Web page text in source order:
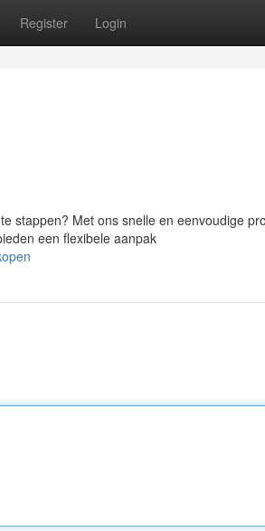
Register Login
stappen? Met ons snelle en eenvoudige
een flexibele aanpak